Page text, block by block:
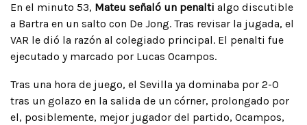
En el minuto 53, Mateu señaló un penalti algo discutible
a Bartra en un salto con De Jong. Tras revisar la jugada, el
VAR le dió la razón al colegiado principal. El penalti fue
ejecutado y marcado por Lucas Ocampos.
Tras una hora de juego, el Sevilla ya dominaba por 2-0
tras un golazo en la salida de un córner, prolongado por
el, posiblemente, mejor jugador del partido, Ocampos,